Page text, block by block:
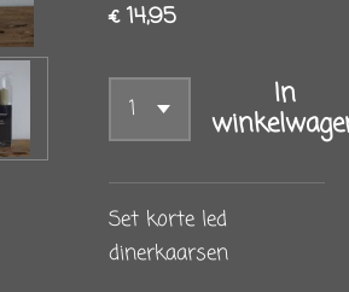
€ 14,95
In
Set korte led
dinerkaarsen